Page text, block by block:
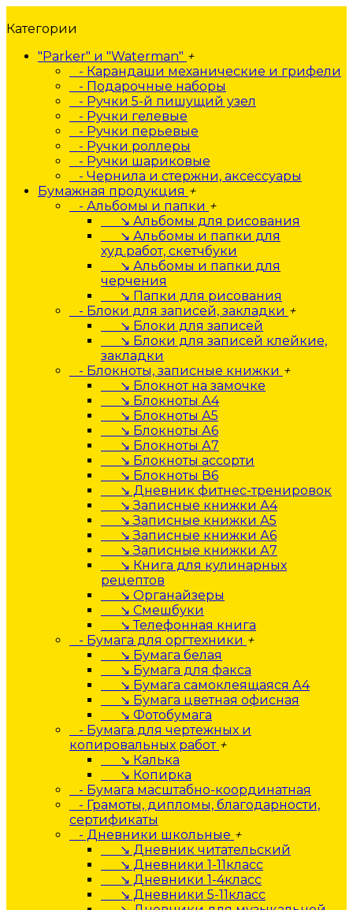
Категории
"Parker" и "Waterman" +
- Карандаши механические и грифели
- Подарочные наборы
- Ручки 5-й пишущий узел
- Ручки гелевые
- Ручки перьевые
- Ручки роллеры
- Ручки шариковые
- Чернила и стержни, аксессуары
Бумажная продукция +
- Альбомы и папки +
↘ Альбомы для рисования
↘ Альбомы и папки для
худ.работ, скетчбуки
↘ Альбомы и папки для
черчения
↘ Папки для рисования
- Блоки для записей, закладки +
↘ Блоки для записей
↘ Блоки для записей клейкие,
закладки
- Блокноты, записные книжки +
↘ Блокнот на замочке
↘ Блокноты А4
↘ Блокноты А5
↘ Блокноты А6
↘ Блокноты А7
↘ Блокноты ассорти
↘ Блокноты В6
↘ Дневник фитнес-тренировок
↘ Записные книжки А4
↘ Записные книжки А5
↘ Записные книжки А6
↘ Записные книжки А7
↘ Книга для кулинарных
рецептов
↘ Органайзеры
↘ Смешбуки
↘ Телефонная книга
- Бумага для оргтехники +
↘ Бумага белая
↘ Бумага для факса
↘ Бумага самоклеящаяся А4
↘ Бумага цветная офисная
↘ Фотобумага
- Бумага для чертежных и
копировальных работ +
↘ Калька
↘ Копирка
- Бумага масштабно-координатная
- Грамоты, дипломы, благодарности,
сертификаты
- Дневники школьные +
↘ Дневник читательский
↘ Дневники 1-11класс
↘ Дневники 1-4класс
↘ Дневники 5-11класс